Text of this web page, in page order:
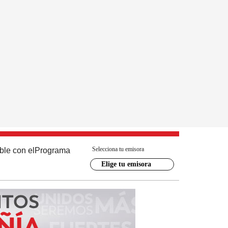
con el Programa Selecciona tu emisora
Elige tu emisora